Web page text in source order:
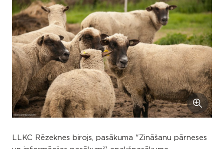
LLKC Rēzeknes birojs, pasākuma "Zināšanu pārneses